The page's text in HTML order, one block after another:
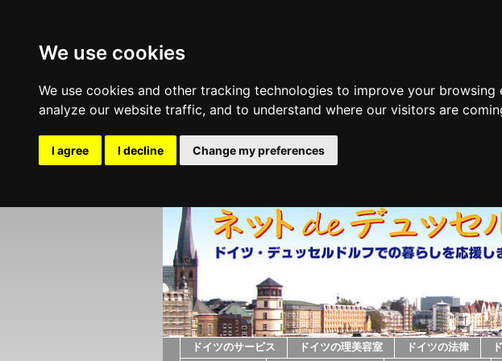
We use cookies
We use cookies and other tracking technologies to improve your
analyze our website traffic, and to understand where our visitors are
I agree I decline Change my preferences
ドイツのサービス ドイツの理美容室 ドイツの法律